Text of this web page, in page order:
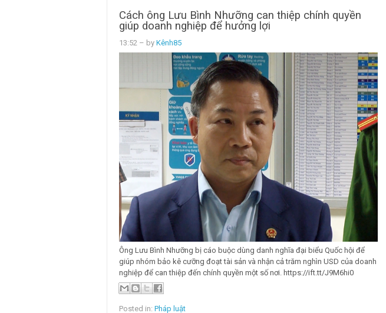
Cách ông Lưu Bình Nhưỡng can thiệp chính quyền
giúp doanh nghiệp để hưởng lợi
13:52 – by Kênh85
Ông Lưu Bình Nhưỡng bị cáo buộc dùng danh nghĩa đại biểu Quốc hội để
giúp nhóm bảo kê cưỡng đoạt tài sản và nhận cả trăm nghìn USD của doanh
nghiệp để can thiệp đến chính quyền một số nơi. https://ift.tt/J9M6hi0
Posted in: Pháp luật